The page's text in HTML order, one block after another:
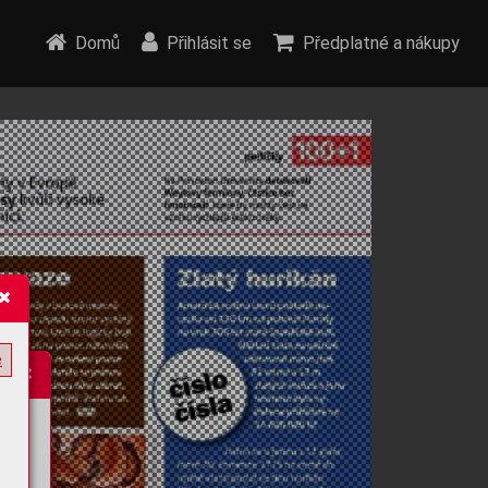
Domů Přihlásit se Předplatné a nákupy